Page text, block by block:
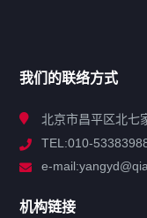
解决方案
我们的联络方式
北京市昌平区北七
TEL:010-
e-
机构链接